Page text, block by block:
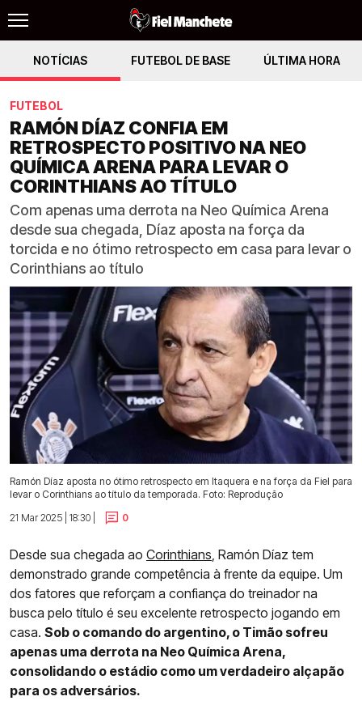
NOTÍCIAS FUTEBOL DE BASE ÚLTIMA HORA
FUTEBOL
RAMÓN DÍAZ CONFIA EM
RETROSPECTO POSITIVO NA NEO
QUÍMICA ARENA PARA LEVAR O
CORINTHIANS AO TÍTULO
Com apenas uma derrota na Neo Química Arena
desde sua chegada, Díaz aposta na força da
torcida e no ótimo retrospecto em casa para levar o
Corinthians ao título
Ramón Díaz aposta no ótimo retrospecto em Itaquera e na força da Fiel para
levar o Corinthians ao título da temporada. Foto: Reprodução
21 Mar 2025 | 18:30 |
0
Desde sua chegada ao Corinthians, Ramón Díaz tem
demonstrado grande competência à frente da equipe. Um
dos fatores que reforçam a confiança do treinador na
busca pelo título é seu excelente retrospecto jogando em
casa. Sob o comando do argentino, o Timão sofreu
apenas uma derrota na Neo Química Arena,
consolidando o estádio como um verdadeiro alçapão
para os adversários.